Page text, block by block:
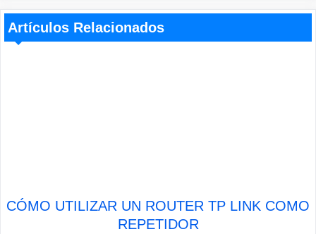
Artículos Relacionados
CÓMO UTILIZAR UN ROUTER TP LINK COMO
REPETIDOR